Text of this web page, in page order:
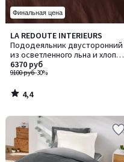
Финальная цена
LA REDOUTE INTERIEURS
Пододеяльник двусторонний
из осветленного льна и хлопка,
Annaba / Аннаба
9100 руб-30%
6370 руб
4,4
/ 5
4,4
/